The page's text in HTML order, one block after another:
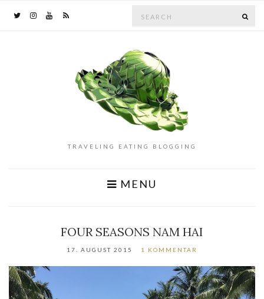
for:
TRAVELING EATING BLOGGING
MENU
FOUR SEASONS NAM HAI
17. AUGUST 2015 1 KOMMENTAR